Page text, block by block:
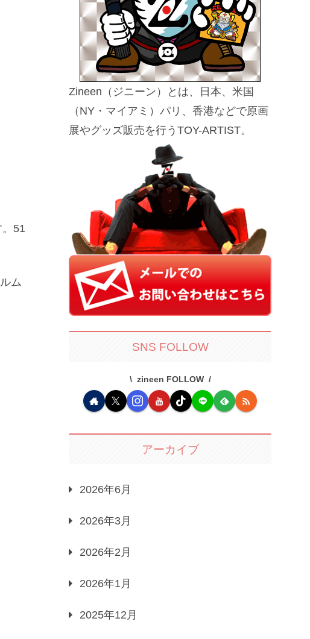
51
ム
Zineen（ジニーン）とは、日本、米国
（NY・マイアミ）パリ、香港などで原画
展やグッズ販売を行うTOY-ARTIST。
SNS FOLLOW
zineen FOLLOW
アーカイブ
2026年6月
2026年3月
2026年2月
2026年1月
2025年12月